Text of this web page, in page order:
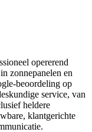
opererend
zonnepanelen en
beoordeling op
service, van
heldere
klantgerichte